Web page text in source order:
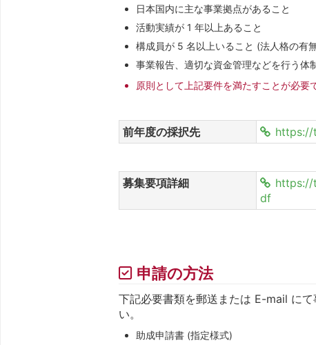
日本国内に主な事業拠点があること
活動実績が 1 年以上あること
構成員が 5 名以上いること (法人格の有
事業報告、適切な資金管理などを行う体
原則として上記要件を満たすことが必要
前年度の採択先 https://
募集要項詳細
https://
df
申請の方法
下記必要書類を郵送または E-mail に
い。
助成申請書 (指定様式)